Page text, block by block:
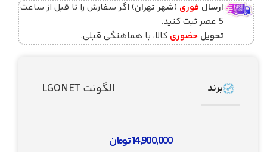
ارسال فوری (شهر تهران) اگر سفارش را تا قبل از ساعت
5 عصر ثبت کنید.
تحویل حضوری کالا، با هماهنگی قبلی.
برند الگونت LGONET
14,900,000تومان